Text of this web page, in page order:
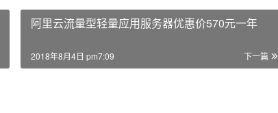
阿里云流量型轻量应用服务器优惠价570元一年
下一篇
2018年8月4日 pm7:09